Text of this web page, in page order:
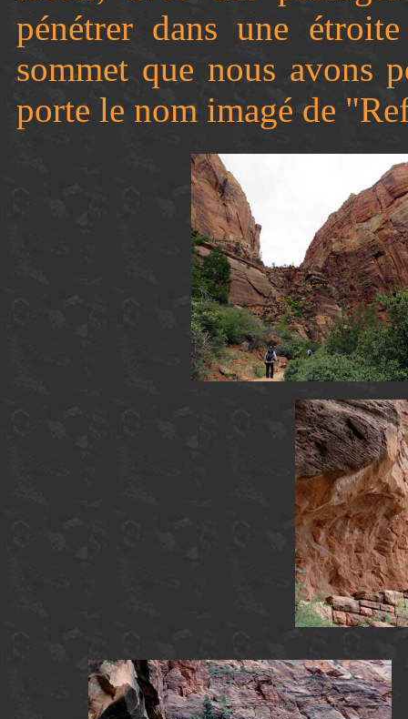
pénétrer dans une
sommet que nous avons
porte le nom imagé de